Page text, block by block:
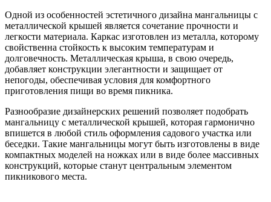
Одной из особенностей эстетичного дизайна мангальницы с
металлической крышей является сочетание прочности и
легкости материала. Каркас изготовлен из металла, которому
свойственна стойкость к высоким температурам и
долговечность. Металлическая крыша, в свою очередь,
добавляет конструкции элегантности и защищает от
непогоды, обеспечивая условия для комфортного
приготовления пищи во время пикника.
Разнообразие дизайнерских решений позволяет подобрать
мангальницу с металлической крышей, которая гармонично
впишется в любой стиль оформления садового участка или
беседки. Такие мангальницы могут быть изготовлены в виде
компактных моделей на ножках или в виде более массивных
конструкций, которые станут центральным элементом
пикникового места.